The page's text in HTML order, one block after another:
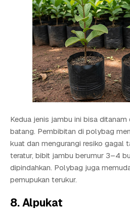
Kedua jenis jambu ini bisa
batang. Pembibitan di polybag
kuat dan mengurangi resiko gagal
teratur, bibit jambu berumur 3–4
dipindahkan. Polybag juga
pemupukan terukur.
8. Alpukat